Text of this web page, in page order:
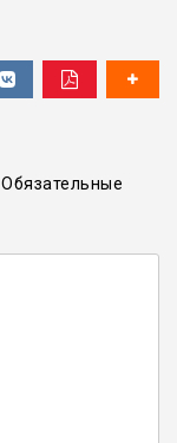
Обязательные